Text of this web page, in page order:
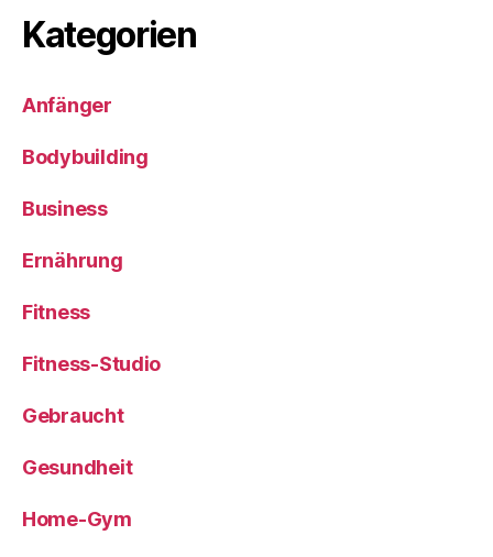
Kategorien
Anfänger
Bodybuilding
Business
Ernährung
Fitness
Fitness-Studio
Gebraucht
Gesundheit
Home-Gym